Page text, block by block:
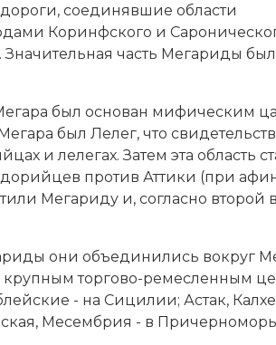
со­еди­няв­шие об­лас­ти
Ко­ринф­ско­го и
часть Ме­га­ри­ды
был ос­но­ван ми­фическим
был Ле­лег, что
и ле­ле­гах. За­тем эта об­ласть
про­тив Ат­ти­ки (при
Ме­га­ри­ду и, со­глас­но вто­рой
они объ­е­ди­ни­лись во­круг
круп­ным тор­го­во-ре­мес­лен­ным
- на Си­ци­лии; Ас­так,
Ме­сем­брия - в